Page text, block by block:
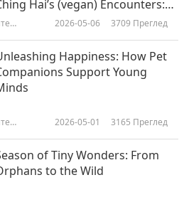
Hai’s (vegan) Encounters:
1 of a Multi-part Series
2026-05-06 3709 Преглед
Happiness: How Pet
Support Young
2026-05-01 3165 Преглед
of Tiny Wonders: From
to the Wild